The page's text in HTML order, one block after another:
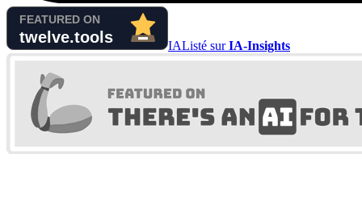
IAListé surIA-Insights